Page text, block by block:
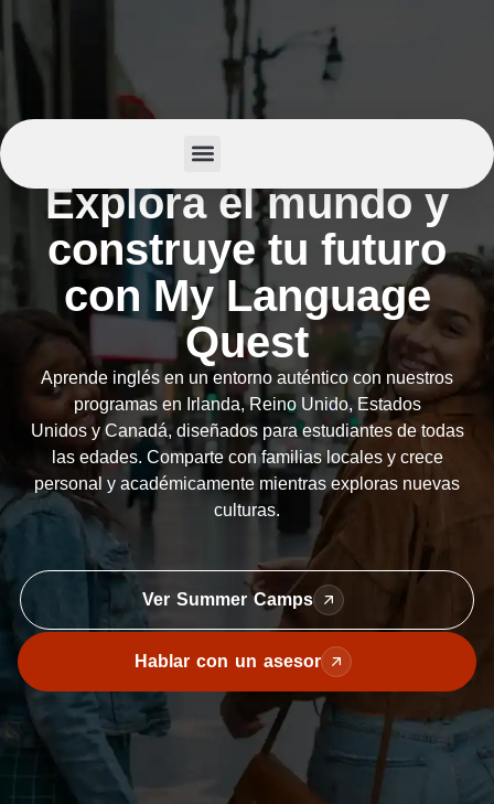
Explora el mundo y
construye tu futuro
con My Language
Quest
Aprende inglés en un entorno auténtico con nuestros
programas en Irlanda, Reino Unido, Estados
Unidos y Canadá, diseñados para estudiantes de todas
las edades. Comparte con familias locales y crece
personal y académicamente mientras exploras nuevas
culturas.
Ver Summer Camps
Hablar con un asesor